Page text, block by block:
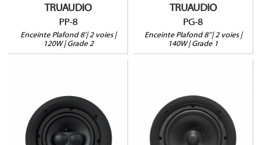
TRUAUDIO
PP-8
Enceinte Plafond 8'| 2 voies |
120W | Grade 2
TRUAUDIO
PG-8
Enceinte Plafond 8''| 2 voies |
140W | Grade 1
PDP-6 PP-6